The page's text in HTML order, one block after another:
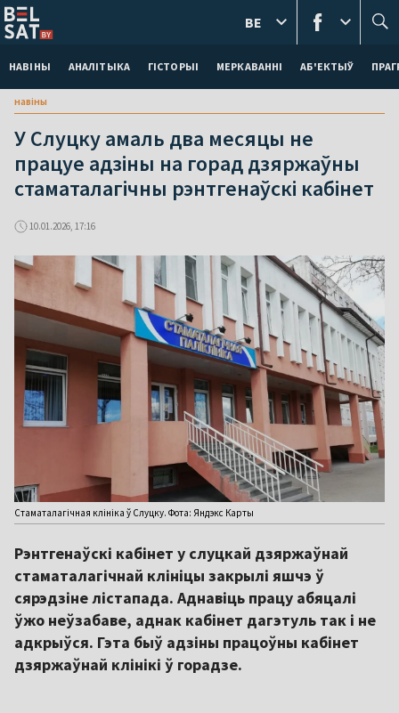
НАВІНЫ АНАЛІТЫКА ГІСТОРЫІ МЕРКАВАННI АБ'ЕКТЫЎ
BE
навіны
У Слуцку амаль два месяцы не
працуе адзіны на горад дзяржаўны
стаматалагічны рэнтгенаўскі кабінет
10.01.2026, 17:16
Стаматалагічная клініка ў Слуцку. Фота: Яндэкс Карты
Рэнтгенаўскі кабінет у слуцкай дзяржаўнай
стаматалагічнай клініцы закрылі яшчэ ў
сярэдзіне лістапада. Аднавіць працу абяцалі
ўжо неўзабаве, аднак кабінет дагэтуль так і не
адкрыўся. Гэта быў адзіны працоўны кабінет
дзяржаўнай клінікі ў горадзе.